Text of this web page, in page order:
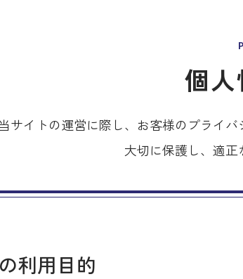
個
サイトの運営に際し、お客様のプライ
大切に保護し、適正
利用目的